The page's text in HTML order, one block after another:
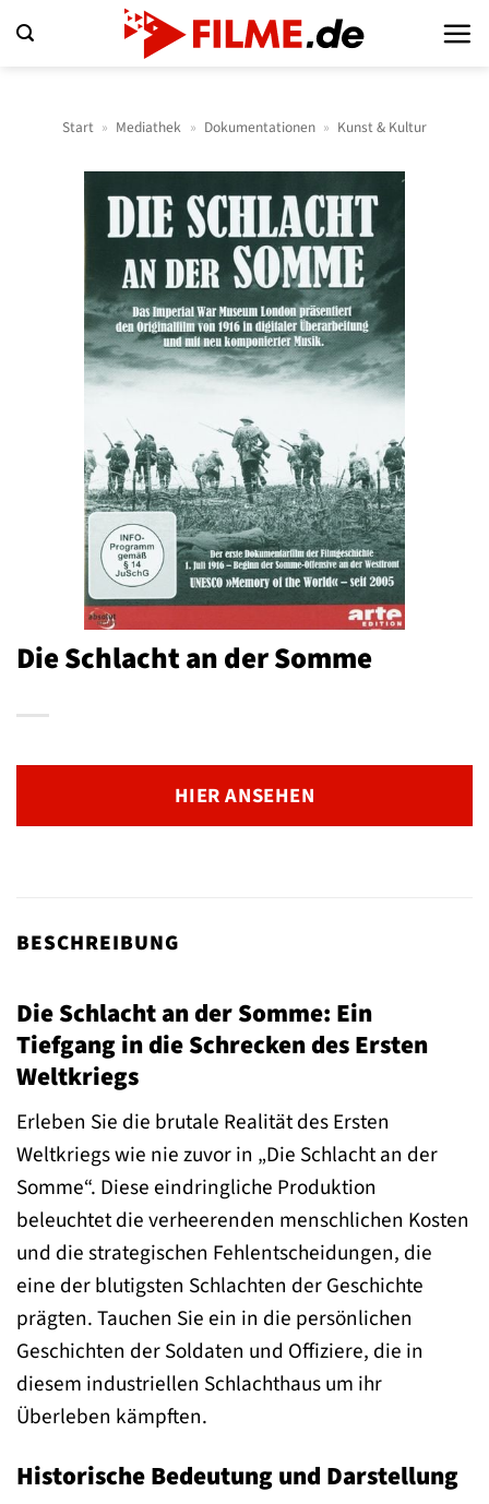
Inhalt
Start » Mediathek » Dokumentationen » Kunst & Kultur
Die Schlacht an der Somme
HIER ANSEHEN
BESCHREIBUNG
Die Schlacht an der Somme: Ein
Tiefgang in die Schrecken des Ersten
Weltkriegs
Erleben Sie die brutale Realität des Ersten
Weltkriegs wie nie zuvor in „Die Schlacht an der
Somme“. Diese eindringliche Produktion
beleuchtet die verheerenden menschlichen Kosten
und die strategischen Fehlentscheidungen, die
eine der blutigsten Schlachten der Geschichte
prägten. Tauchen Sie ein in die persönlichen
Geschichten der Soldaten und Offiziere, die in
diesem industriellen Schlachthaus um ihr
Überleben kämpften.
Historische Bedeutung und Darstellung